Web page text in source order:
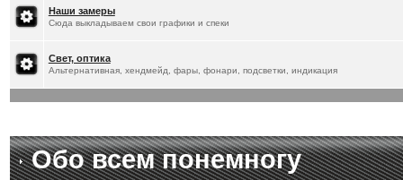
[20.1.2026]Titus:
Наши замеры
Сюда выкладываем свои графики и спеки
Свет, оптика
Альтернативная, хендмейд, фары, фонари, подсветки, индикация
Обо всем понемногу